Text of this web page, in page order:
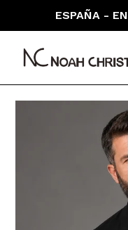
ESPAÑA -